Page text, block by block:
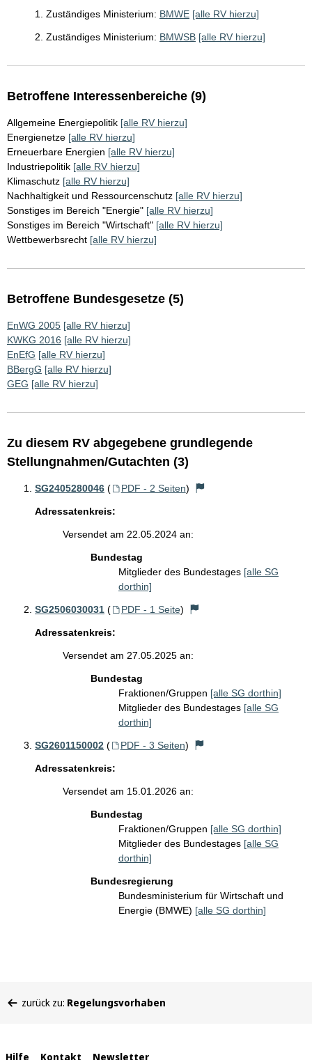
1. Zuständiges Ministerium: BMWE [alle RV hierzu]
2. Zuständiges Ministerium: BMWSB [alle RV hierzu]
Betroffene Interessenbereiche (9)
Allgemeine Energiepolitik [alle RV hierzu]
Energienetze [alle RV hierzu]
Erneuerbare Energien [alle RV hierzu]
Industriepolitik [alle RV hierzu]
Klimaschutz [alle RV hierzu]
Nachhaltigkeit und Ressourcenschutz [alle RV hierzu]
Sonstiges im Bereich "Energie" [alle RV hierzu]
Sonstiges im Bereich "Wirtschaft" [alle RV hierzu]
Wettbewerbsrecht [alle RV hierzu]
Betroffene Bundesgesetze (5)
EnWG 2005 [alle RV hierzu]
KWKG 2016 [alle RV hierzu]
EnEfG [alle RV hierzu]
BBergG [alle RV hierzu]
GEG [alle RV hierzu]
Zu diesem RV abgegebene grundlegende
Stellungnahmen/Gutachten (3)
SG2405280046 ( PDF - 2 Seiten)
Adressatenkreis:
Versendet am 22.05.2024 an:
Bundestag
Mitglieder des Bundestages [alle SG
dorthin]
SG2506030031 ( PDF - 1 Seite)
Adressatenkreis:
Versendet am 27.05.2025 an:
Bundestag
Fraktionen/Gruppen [alle SG dorthin]
Mitglieder des Bundestages [alle SG
dorthin]
SG2601150002 ( PDF - 3 Seiten)
Adressatenkreis:
Versendet am 15.01.2026 an:
Bundestag
Fraktionen/Gruppen [alle SG dorthin]
Mitglieder des Bundestages [alle SG
dorthin]
Bundesregierung
Bundesministerium für Wirtschaft und
Energie (BMWE) [alle SG dorthin]
befinden
zurück zu: Regelungsvorhaben
Hilfe Kontakt Newsletter